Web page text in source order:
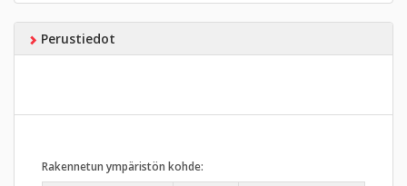
Perustiedot
Rakennetun ympäristön kohde: